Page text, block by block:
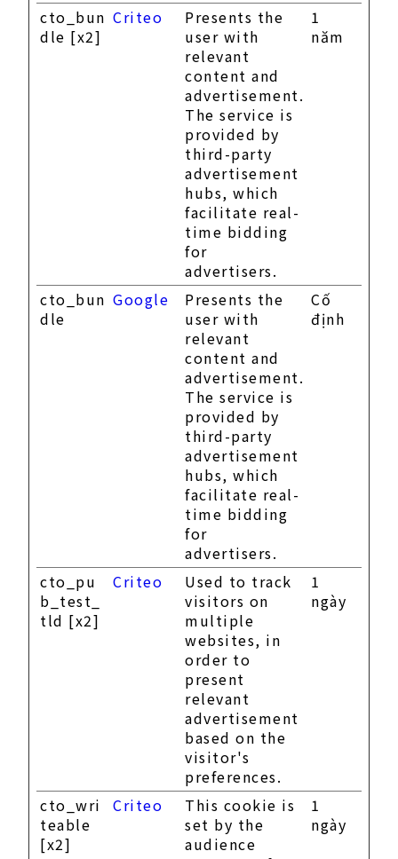
cto_bun
dle [x2]
Criteo
Presents the
user with
relevant
content and
advertisement.
The service is
provided by
third-party
advertisement
hubs, which
facilitate real-
time bidding
for
advertisers.
1
năm
cto_bun
dle
Google
Presents the
user with
relevant
content and
advertisement.
The service is
provided by
third-party
advertisement
hubs, which
facilitate real-
time bidding
for
advertisers.
Cố
định
cto_pu
b_test_
tld [x2]
Criteo
Used to track
visitors on
multiple
websites, in
order to
present
relevant
advertisement
based on the
visitor's
preferences.
1
ngày
cto_wri
teable
[x2]
Criteo
This cookie is
set by the
audience
1
ngày